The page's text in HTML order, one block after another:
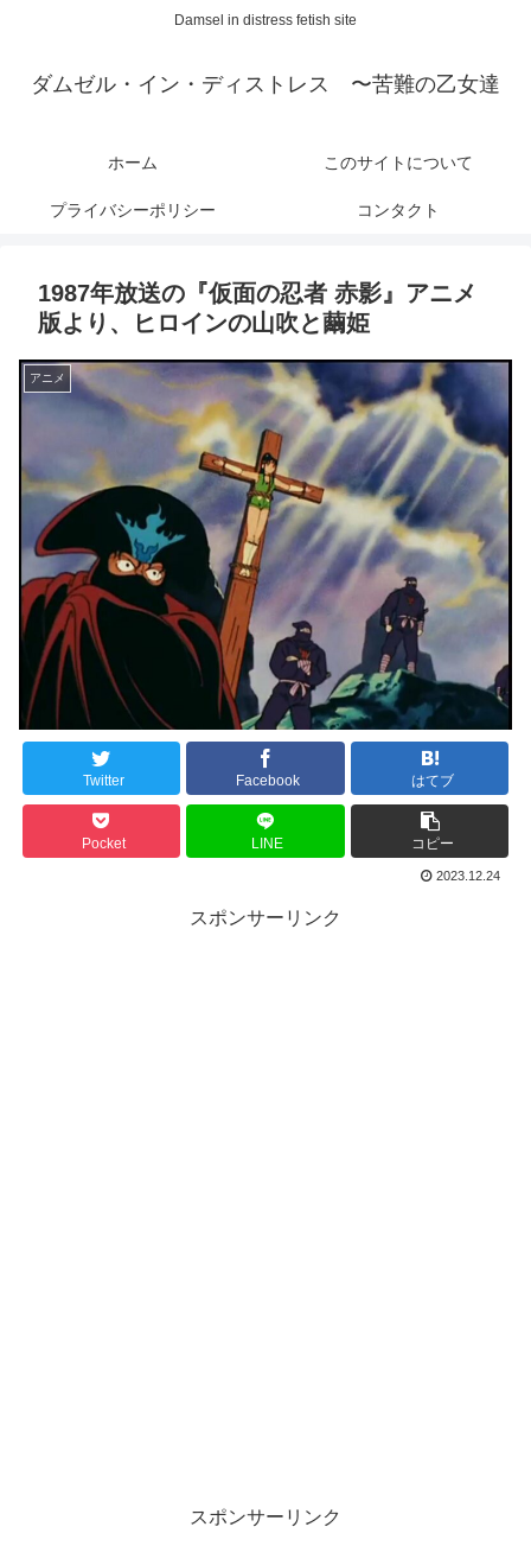
Damsel in distress fetish site
ダムゼル・イン・ディストレス 〜苦難の乙女達
ホーム このサイトについて
プライバシーポリシー コンタクト
1987年放送の『仮面の忍者 赤影』アニメ
版より、ヒロインの山吹と繭姫
アニメ
Twitter Facebook はてブ
Pocket LINE コピー
2023.12.24
スポンサーリンク
スポンサーリンク